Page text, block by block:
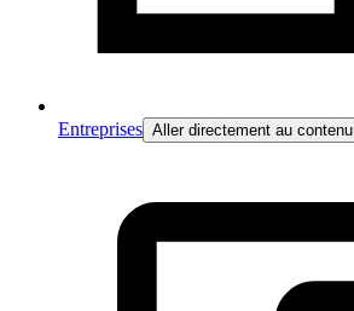
Entreprises Aller directement au contenu